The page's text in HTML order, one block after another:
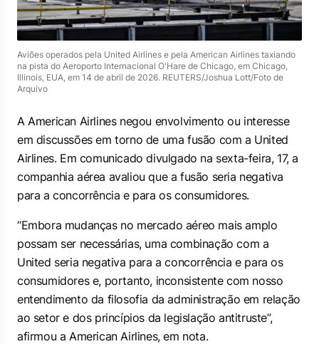
Aviões operados pela United Airlines e pela American Airlines taxiando
na pista do Aeroporto Internacional O'Hare de Chicago, em Chicago,
Illinois, EUA, em 14 de abril de 2026. REUTERS/Joshua Lott/Foto de
Arquivo
A American Airlines negou envolvimento ou interesse
em discussões em torno de uma fusão com a United
Airlines. Em comunicado divulgado na sexta-feira, 17, a
companhia aérea avaliou que a fusão seria negativa
para a concorrência e para os consumidores.
“Embora mudanças no mercado aéreo mais amplo
possam ser necessárias, uma combinação com a
United seria negativa para a concorrência e para os
consumidores e, portanto, inconsistente com nosso
entendimento da filosofia da administração em relação
ao setor e dos princípios da legislação antitruste”,
afirmou a American Airlines, em nota.